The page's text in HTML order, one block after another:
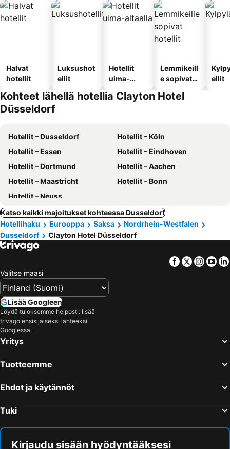
Halvat
hotellit
Luksushot
ellit
Hotellit
uima-
Lemmikeill
e sopivat
ellit
Kohteet lähellä hotellia Clayton Hotel
Düsseldorf
Hotellit – Dusseldorf
Hotellit – Köln
Hotellit – Essen
Hotellit – Eindhoven
Hotellit – Dortmund
Hotellit – Aachen
Hotellit – Maastricht
Hotellit – Bonn
Hotellit – Neuss
Katso kaikki majoitukset kohteessa Dusseldorf
Hotellihaku
Eurooppa Saksa
Nordrhein-Westfalen
Dusseldorf
Clayton Hotel Düsseldorf
Facebook
Twitter
Valitse maasi
Lisää Googleen
Löydä tuloksemme helposti: lisää
trivago ensisijaiseksi lähteeksi
Googlessa.
Yritys
Tuotteemme
Ehdot ja käytännöt
Tuki
Kirjaudu sisään hyödyntääksesi